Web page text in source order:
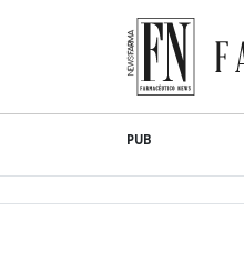
content
PUB